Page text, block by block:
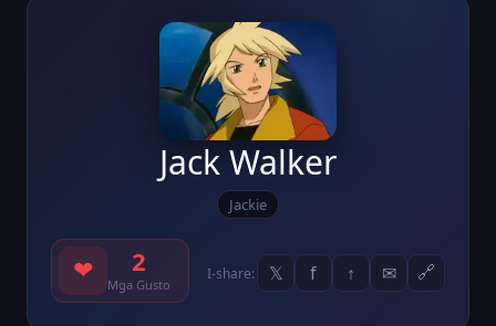
Jack Walker
Jackie
❤ 2
Mga Gusto
I-share: 𝕏 f ↑ ✉ 🔗